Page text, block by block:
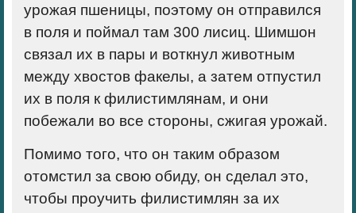
урожая пшеницы, поэтому он отправился
в поля и поймал там 300 лисиц. Шимшон
связал их в пары и воткнул животным
между хвостов факелы, а затем отпустил
их в поля к филистимлянам, и они
побежали во все стороны, сжигая урожай.
Помимо того, что он таким образом
отомстил за свою обиду, он сделал это,
чтобы проучить филистимлян за их